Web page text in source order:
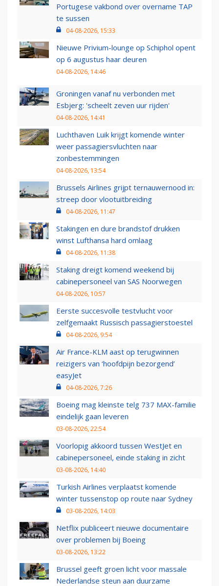
Portugese vakbond over overname TAP
te sussen
04-08-2026, 15:33
Nieuwe Privium-lounge op Schiphol opent
op 6 augustus haar deuren
04-08-2026, 14:46
Groningen vanaf nu verbonden met
Esbjerg: 'scheelt zeven uur rijden'
04-08-2026, 14:41
Luchthaven Luik krijgt komende winter
weer passagiersvluchten naar
zonbestemmingen
04-08-2026, 13:54
Brussels Airlines grijpt ternauwernood in:
streep door vlootuitbreiding
04-08-2026, 11:47
Stakingen en dure brandstof drukken
winst Lufthansa hard omlaag
04-08-2026, 11:38
Staking dreigt komend weekend bij
cabinepersoneel van SAS Noorwegen
04-08-2026, 10:57
Eerste succesvolle testvlucht voor
zelfgemaakt Russisch passagierstoestel
04-08-2026, 9:54
Air France-KLM aast op terugwinnen
reizigers van ‘hoofdpijn bezorgend’
easyJet
04-08-2026, 7:26
Boeing mag kleinste telg 737 MAX-familie
eindelijk gaan leveren
03-08-2026, 22:54
Voorlopig akkoord tussen WestJet en
cabinepersoneel, einde staking in zicht
03-08-2026, 14:40
Turkish Airlines verplaatst komende
winter tussenstop op route naar Sydney
03-08-2026, 14:03
Netflix publiceert nieuwe documentaire
over problemen bij Boeing
03-08-2026, 13:22
Brussel geeft groen licht voor massale
Nederlandse steun aan duurzame